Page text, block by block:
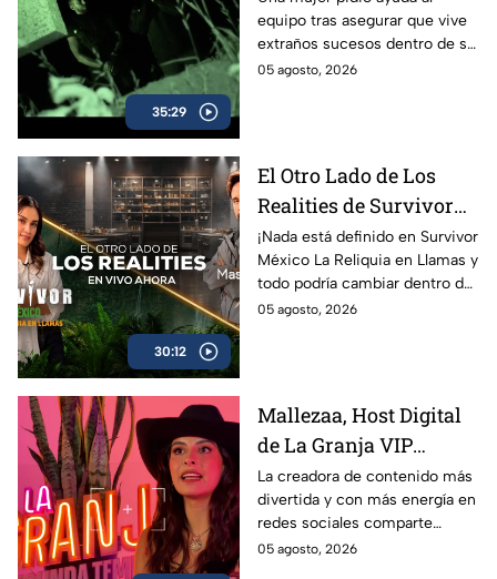
35:29
caso de brujería que
aterra a una familia
equipo tras asegurar que vive
extraños sucesos dentro de su
casa.
05 agosto, 2026
30:12
El Otro Lado de Los
Realities de Survivor
México La Reliquia en
Llamas del miércoles
05 de agosto
¡Nada está definido en Survivor
México La Reliquia en Llamas y
todo podría cambiar dentro de
las tribus!
05 agosto, 2026
Mallezaa, Host Digital
de La Granja VIP
Segunda Temporada,
revela que se puede
esperar del reality
próximamente
La creadora de contenido más
divertida y con más energía en
redes sociales comparte
detalles asombrosos que serán
05 agosto, 2026